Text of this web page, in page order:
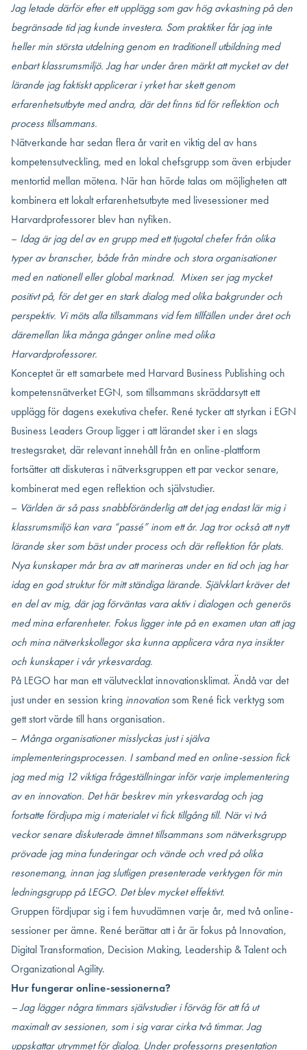
Jag letade därför efter ett upplägg som gav hög avkastning på den
begränsade tid jag kunde investera. Som praktiker får jag inte
heller min största utdelning genom en traditionell utbildning med
enbart klassrumsmiljö. Jag har under åren märkt att mycket av det
lärande jag faktiskt applicerar i yrket har skett genom
erfarenhetsutbyte med andra, där det finns tid för reflektion och
process tillsammans.
Nätverkande har sedan flera år varit en viktig del av hans
kompetensutveckling, med en lokal chefsgrupp som även erbjuder
mentortid mellan mötena. När han hörde talas om möjligheten att
kombinera ett lokalt erfarenhetsutbyte med livesessioner med
Harvardprofessorer blev han nyfiken.
– Idag är jag del av en grupp med ett tjugotal chefer från olika
typer av branscher, både från mindre och stora organisationer
med en nationell eller global marknad. Mixen ser jag mycket
positivt på, för det ger en stark dialog med olika bakgrunder och
perspektiv. Vi möts alla tillsammans vid fem tillfällen under året och
däremellan lika många gånger online med olika
Harvardprofessorer.
Konceptet är ett samarbete med Harvard Business Publishing och
kompetensnätverket EGN, som tillsammans skräddarsytt ett
upplägg för dagens exekutiva chefer. René tycker att styrkan i EGN
Business Leaders Group ligger i att lärandet sker i en slags
trestegsraket, där relevant innehåll från en online-plattform
fortsätter att diskuteras i nätverksgruppen ett par veckor senare,
kombinerat med egen reflektion och självstudier.
– Världen är så pass snabbföränderlig att det jag endast lär mig i
klassrumsmiljö kan vara “passé” inom ett år. Jag tror också att nytt
lärande sker som bäst under process och där reflektion får plats.
Nya kunskaper mår bra av att marineras under en tid och jag har
idag en god struktur för mitt ständiga lärande. Självklart kräver det
en del av mig, där jag förväntas vara aktiv i dialogen och generös
med mina erfarenheter. Fokus ligger inte på en examen utan att jag
och mina nätverkskollegor ska kunna applicera våra nya insikter
och kunskaper i vår yrkesvardag.
På LEGO har man ett välutvecklat innovationsklimat. Ändå var det
just under en session kring innovation som René fick verktyg som
gett stort värde till hans organisation.
– Många organisationer misslyckas just i själva
implementeringsprocessen. I samband med en online-session fick
jag med mig 12 viktiga frågeställningar inför varje implementering
av en innovation. Det här beskrev min yrkesvardag och jag
fortsatte fördjupa mig i materialet vi fick tillgång till. När vi två
veckor senare diskuterade ämnet tillsammans som nätverksgrupp
prövade jag mina funderingar och vände och vred på olika
resonemang, innan jag slutligen presenterade verktygen för min
ledningsgrupp på LEGO. Det blev mycket effektivt.
Gruppen fördjupar sig i fem huvudämnen varje år, med två online-
sessioner per ämne. René berättar att i år är fokus på Innovation,
Digital Transformation, Decision Making, Leadership & Talent och
Organizational Agility.
Hur fungerar online-sessionerna?
– Jag lägger några timmars självstudier i förväg för att få ut
maximalt av sessionen, som i sig varar cirka två timmar. Jag
uppskattar utrymmet för dialog. Under professorns presentation